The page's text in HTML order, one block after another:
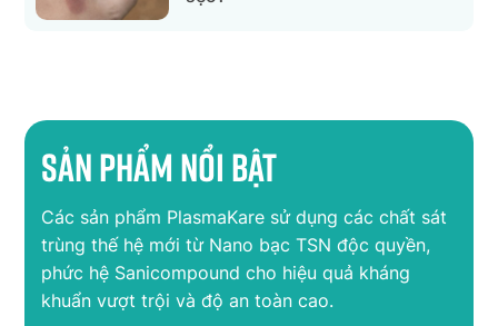
Sản phẩm nổi bật
Các sản phẩm PlasmaKare sử dụng các chất sát
trùng thế hệ mới từ Nano bạc TSN độc quyền,
phức hệ Sanicompound cho hiệu quả kháng
khuẩn vượt trội và độ an toàn cao.